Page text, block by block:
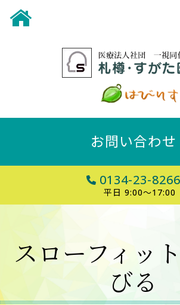
お問い合わせ
0134-23-8266
平日 9:00～17:00
スローフィッ
びる